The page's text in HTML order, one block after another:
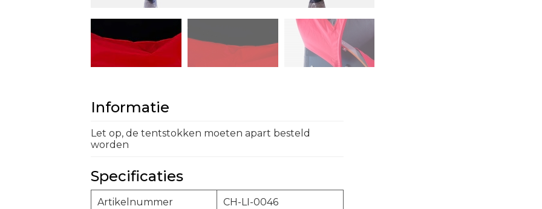
Informatie
Let op, de tentstokken moeten apart besteld
worden
Specificaties
Artikelnummer CH-LI-0046